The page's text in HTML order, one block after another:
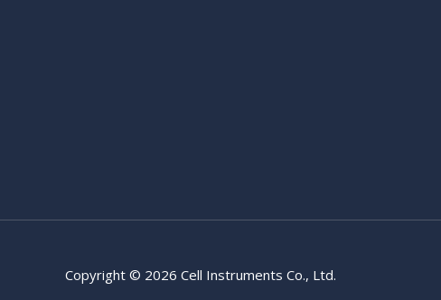
Copyright © 2026 Cell Instruments Co., Ltd.